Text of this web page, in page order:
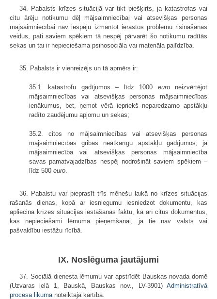
34. Pabalsts krīzes situācijā var tikt piešķirts, ja katastrofas vai
citu ārēju notikumu dēļ mājsaimniecībai vai atsevišķas personas
mājsaimniecībai nav iespēju izmantot ierastos problēmu risināšanas
veidus, pati saviem spēkiem tā nespēj pārvarēt šo notikumu radītās
sekas un tai ir nepieciešama psihosociāla vai materiāla palīdzība.
35. Pabalsts ir vienreizējs un tā apmērs ir:
35.1. katastrofu gadījumos – līdz 1000 euro neizvērtējot
mājsaimniecības vai atsevišķas personas mājsaimniecības
ienākumus, bet, ņemot vērā iepriekš neparedzamo apstākļu
radīto zaudējumu apjomu un sekas;
35.2. citos no mājsaimniecības vai atsevišķas personas
mājsaimniecības gribas neatkarīgu apstākļu gadījumos, ja
mājsaimniecība vai atsevišķas personas mājsaimniecība
savas pamatvajadzības nespēj nodrošināt saviem spēkiem –
līdz 500 euro.
36. Pabalstu var pieprasīt trīs mēnešu laikā no krīzes situācijas
rašanās dienas, kopā ar iesniegumu iesniedzot dokumentu, kas
apliecina krīzes situācijas iestāšanās faktu, kā arī citus dokumentus,
kas nepieciešami lēmuma pieņemšanai, ja tie nav valsts vai
pašvaldību iestāžu rīcībā.
IX. Noslēguma jautājumi
37. Sociālā dienesta lēmumu var apstrīdēt Bauskas novada domē
(Uzvaras ielā 1, Bauskā, Bauskas nov., LV-3901) Administratīvā
procesa likuma noteiktajā kārtībā.